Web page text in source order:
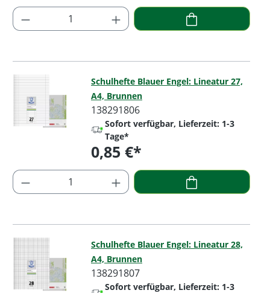
Produkt Anzahl: Gib den gewünschten
Schulhefte Blauer Engel: Lineatur 27,
A4, Brunnen
138291806
Sofort verfügbar, Lieferzeit: 1-3
Tage*
Regulärer Preis:
0,85 €*
Produkt Anzahl: Gib den gewünschten
Schulhefte Blauer Engel: Lineatur 28,
A4, Brunnen
138291807
Sofort verfügbar, Lieferzeit: 1-3